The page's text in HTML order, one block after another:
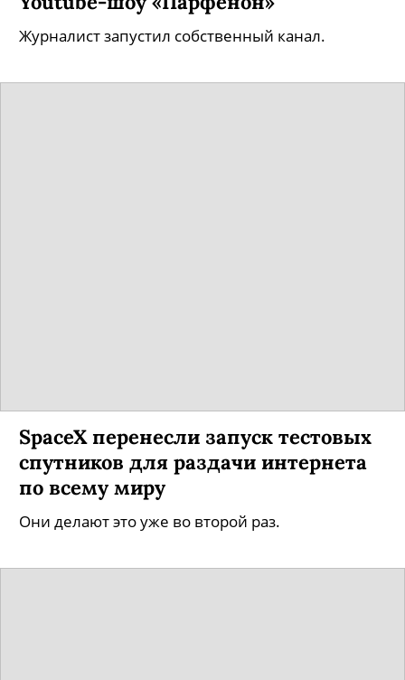
Журналист запустил собственный канал.
SpaceX перенесли запуск тестовых
спутников для раздачи интернета
по всему миру
Они делают это уже во второй раз.